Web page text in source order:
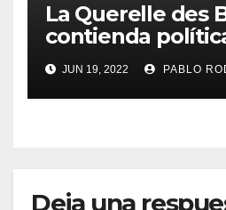
La Querelle des
contienda
la ópera
JUN 19, 2022 PABLO
Deja una